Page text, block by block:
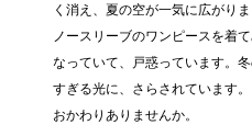
く消え、夏の空が一気に広がり
ノースリーブのワンピースを着
なっていて、戸惑っています。
すぎる光に、さらされています。
おかわりありませんか。